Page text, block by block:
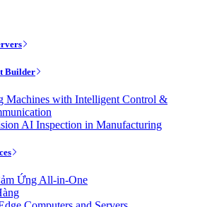
Builder
Machines with Intelligent Control &
AI Inspection in Manufacturing
Ứng All-in-One